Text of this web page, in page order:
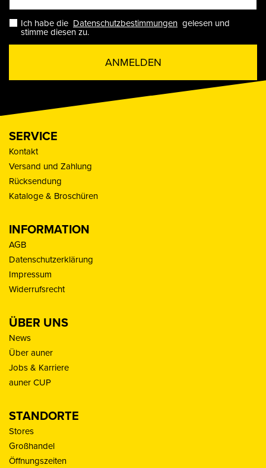
Ich habe die Datenschutzbestimmungen gelesen und
stimme diesen zu.
ANMELDEN
SERVICE
Kontakt
Versand und Zahlung
Rücksendung
Kataloge & Broschüren
INFORMATION
AGB
Datenschutzerklärung
Impressum
Widerrufsrecht
ÜBER UNS
News
Über auner
Jobs & Karriere
auner CUP
STANDORTE
Stores
Großhandel
Öffnungszeiten